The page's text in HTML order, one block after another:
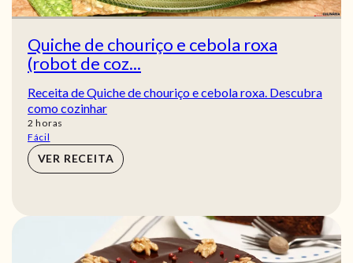
Quiche de chouriço e cebola roxa
(robot de coz...
Receita de Quiche de chouriço e cebola roxa. Descubra
como cozinhar
2 horas
horas
Fácil
VER RECEITA